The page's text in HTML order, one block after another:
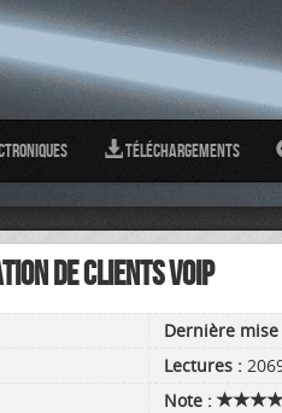
Téléchargements
DE CLIENTS VOIP
Dernière
Lectures :
Note :